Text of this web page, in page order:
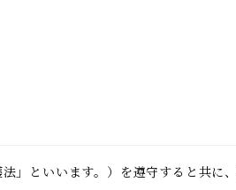
」といいます。）を遵守すると共に